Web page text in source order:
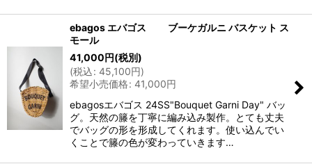
ebagos エバゴス ブーケガルニ バスケット ス
モール
41,000円(税別)
(税込: 45,100円)
希望小売価格: 41,000円
ebagosエバゴス 24SS"Bouquet Garni Day" バッ
グ。天然の籐を丁寧に編み込み製作。とても丈夫
でバッグの形を形成してくれます。使い込んでい
くことで籐の色が変わっていきます…